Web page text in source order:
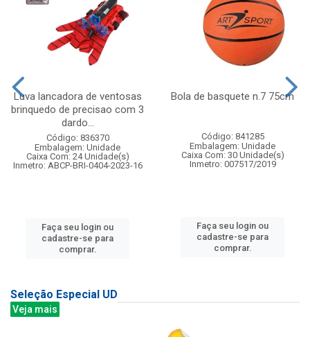
Luva lancadora de ventosas
brinquedo de precisao com 3
dardo...
Código: 836370
Embalagem: Unidade
Caixa Com: 24 Unidade(s)
Inmetro: ABCP-BRI-0404-2023-16
Faça seu login ou
cadastre-se para
comprar.
Bola de basquete n.7 75cm
Código: 841285
Embalagem: Unidade
Caixa Com: 30 Unidade(s)
Inmetro: 007517/2019
Faça seu login ou
cadastre-se para
comprar.
Seleção Especial UD
Veja mais